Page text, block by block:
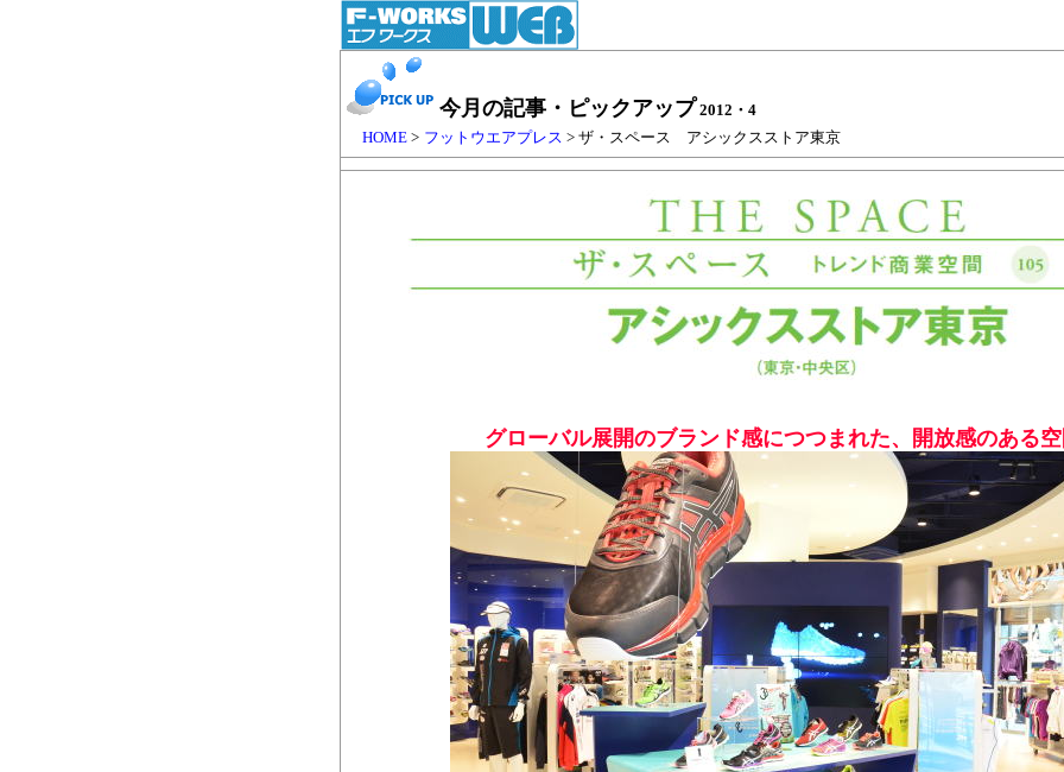
今月の記事・ピックアップ 2012・4
HOME> フットウエアプレス > ザ・スペース アシックスストア東京
グローバル展開のブランド感につつまれた、開放感のある